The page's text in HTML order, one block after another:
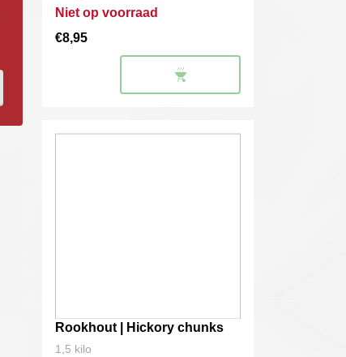
Niet op voorraad
€8,95
Rookhout | Hickory chunks
1,5 kilo